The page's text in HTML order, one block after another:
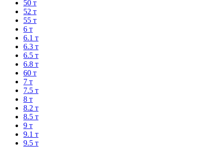
50 т
52 т
55 т
6 т
6.1 т
6.3 т
6.5 т
6.8 т
60 т
7 т
7.5 т
8 т
8.2 т
8.5 т
9 т
9.1 т
9.5 т